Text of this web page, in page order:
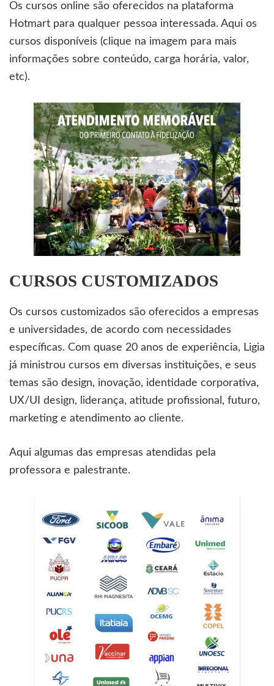
Os cursos online são oferecidos na plataforma
Hotmart para qualquer pessoa interessada. Aqui os
cursos disponíveis (clique na imagem para mais
informações sobre conteúdo, carga horária, valor,
etc).
CURSOS CUSTOMIZADOS
Os cursos customizados são oferecidos a empresas
e universidades, de acordo com necessidades
específicas. Com quase 20 anos de experiência, Ligia
já ministrou cursos em diversas instituições, e seus
temas são design, inovação, identidade corporativa,
UX/UI design, liderança, atitude profissional, futuro,
marketing e atendimento ao cliente.
Aqui algumas das empresas atendidas pela
professora e palestrante.